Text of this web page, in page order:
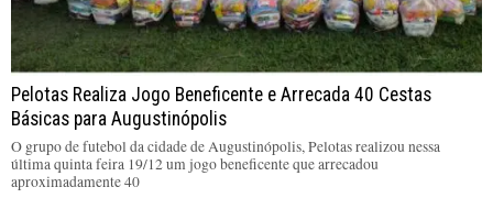
Pelotas Realiza Jogo Beneficente e Arrecada 40 Cestas
Básicas para Augustinópolis
O grupo de futebol da cidade de Augustinópolis, Pelotas realizou nessa
última quinta feira 19/12 um jogo beneficente que arrecadou
aproximadamente 40